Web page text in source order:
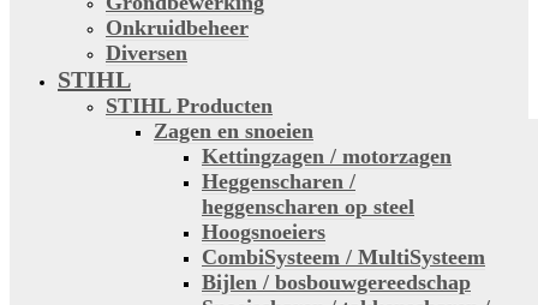
Onkruidbeheer
Diversen
STIHL
STIHL Producten
Zagen en snoeien
Kettingzagen / motorzagen
Heggenscharen /
heggenscharen op steel
Hoogsnoeiers
CombiSysteem / MultiSysteem
Bijlen / bosbouwgereedschap